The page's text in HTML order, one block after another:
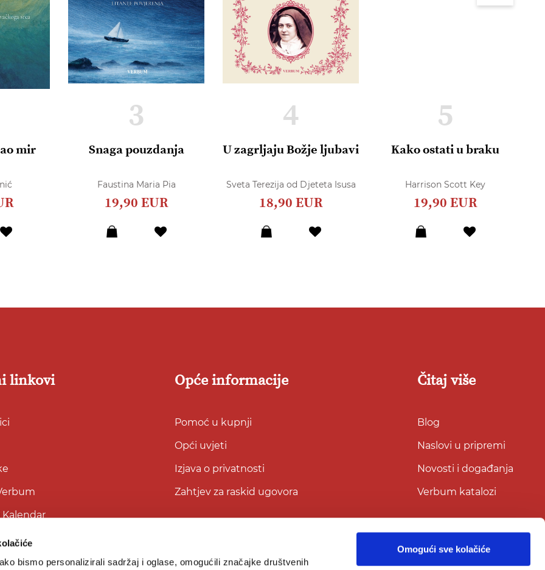
bismo personalizirali sadržaj i oglase, omogućili značajke društvenih
Omogući sve kolačiće
mir
3
Snaga pouzdanja
Faustina Maria Pia
19,90 EUR
4
U zagrljaju Božje ljubavi
Sveta Terezija od Djeteta Isusa
18,90 EUR
5
Kako ostati u braku
Harrison Scott Key
19,90 EUR
linkovi Opće informacije
Pomoć u kupnji
Opći uvjeti
Izjava o privatnosti
Zahtjev za raskid ugovora
Čitaj više
Blog
Naslovi u pripremi
Novosti i događanja
Verbum katalozi